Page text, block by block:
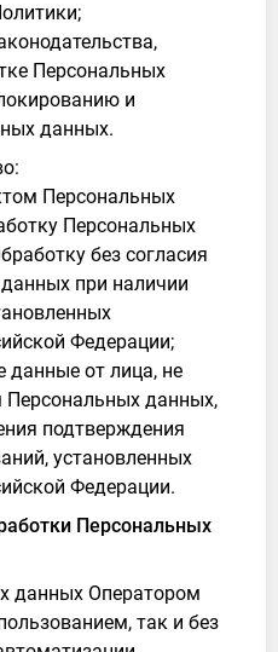
Персональных
и
данных.
Персональных
Персональных
без согласия
при наличии
Федерации;
данные от лица, не
данных,
подтверждения
установленных
Федерации.
Персональных
данных Оператором
так и без